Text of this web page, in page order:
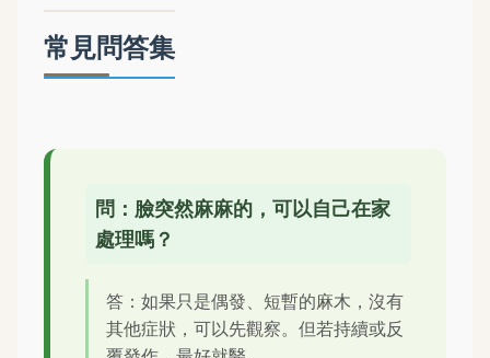
常見問答集
問：臉突然麻麻的，可以自己在家
處理嗎？
答：如果只是偶發、短暫的麻木，沒有
其他症狀，可以先觀察。但若持續或反